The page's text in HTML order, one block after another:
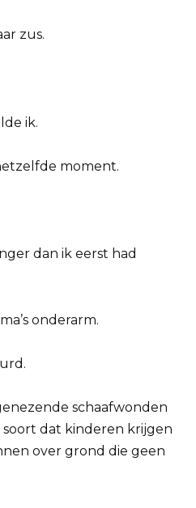
zus.
ik.
moment.
dan ik eerst had
onderarm.
schaafwonden
dat kinderen krijgen
over grond die geen